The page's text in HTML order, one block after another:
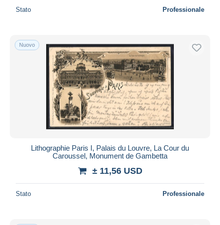
Stato Professionale
Nuovo
Lithographie Paris I, Palais du Louvre, La Cour du
Caroussel, Monument de Gambetta
± 11,56 USD
Stato Professionale